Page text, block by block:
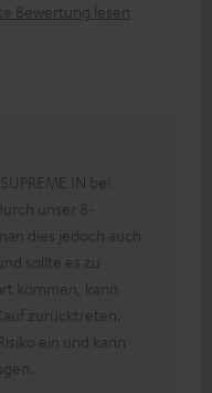
Bewertung lesen
IN bei
unser 8-
dies jedoch auch
sollte es zu
kommen, kann
zurücktreten.
ein und kann